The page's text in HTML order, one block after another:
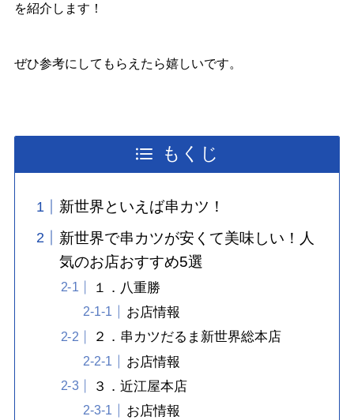
を紹介します！
ぜひ参考にしてもらえたら嬉しいです。
もくじ
新世界といえば串カツ！
新世界で串カツが安くて美味しい！人
気のお店おすすめ5選
１．八重勝
お店情報
２．串カツだるま新世界総本店
お店情報
３．近江屋本店
お店情報